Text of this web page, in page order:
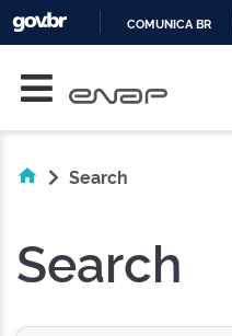
COMUNICA BR
Search
Search